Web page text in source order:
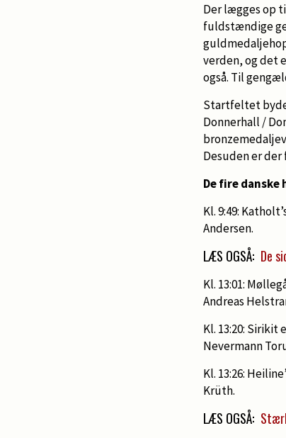
Der lægges op
fuldstændige
verden, og det
også. Til
Startfeltet
Donnerhall /
Desuden er
De fire
Kl. 9:49:
Andersen.
LÆS OGSÅ: De
Kl. 13:01:
Andreas
Kl. 13:20: Sirikit
Nevermann
Kl. 13:26:
Krüth.
LÆS OGSÅ: